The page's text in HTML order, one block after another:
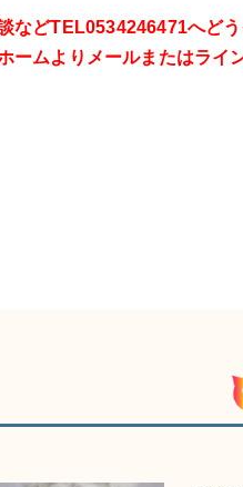
などTEL0534246471へど
ームよりメールまたはライ